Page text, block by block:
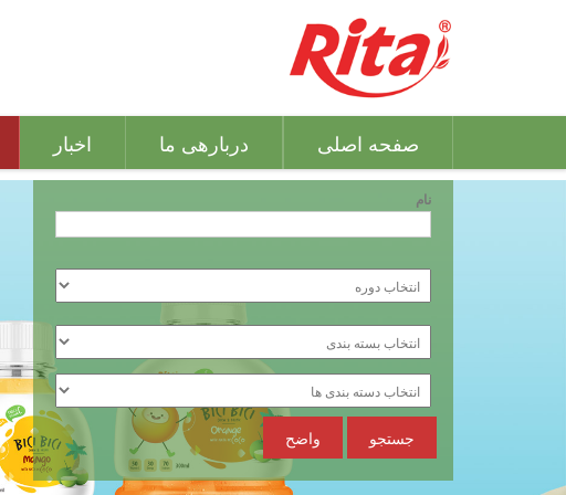
صفحه اصلی دربارهی ما اخبار
نام
جستجو واضح